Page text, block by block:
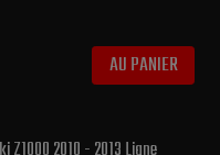
AU PANIER